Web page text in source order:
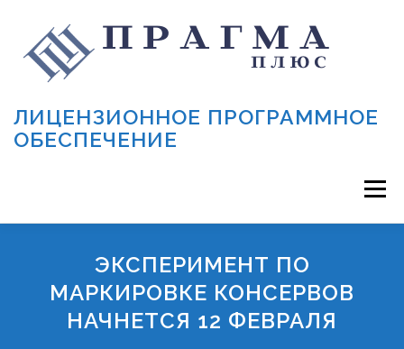
ЛИЦЕНЗИОННОЕ ПРОГРАММНОЕ
ОБЕСПЕЧЕНИЕ
Меню
1С ПОДДЕРЖКА 1С СЕРВИСЫ 1С
КАТАЛОГ ПО МАРКИРОВКА ОНЛАЙН-КАССЫ
ЭКСПЕРИМЕНТ ПО
МАРКИРОВКЕ КОНСЕРВОВ
НАЧНЕТСЯ 12 ФЕВРАЛЯ